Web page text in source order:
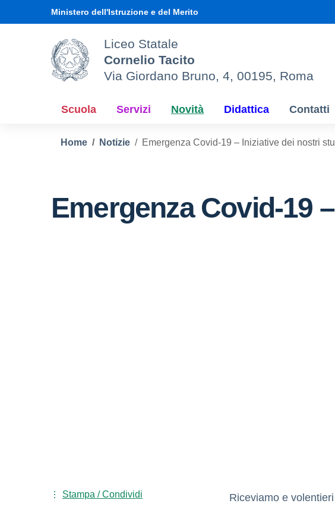
Ministero dell'Istruzione e del Merito
Liceo Statale
Cornelio Tacito
Via Giordano Bruno, 4, 00195, Roma
Scuola Servizi Novità Didattica Contatti
Home Notizie Emergenza Covid-19 – Iniziative dei nostri
Emergenza Covid-19
Riceviamo e
Stampa / Condividi